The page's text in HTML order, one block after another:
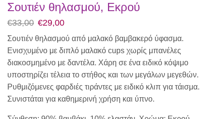
Σουτιέν θηλασμού, Εκρού
€33,00 €29,00
Σουτιέν θηλασμού από μαλακό βαμβακερό ύφασμα.
Ενισχυμένο με διπλό μαλακό cups χωρίς μπανέλες
διακοσμημένο με δαντέλα. Χάρη σε ένα ειδικό κόψιμο
υποστηρίζει τέλεια το στήθος και των μεγάλων μεγεθών.
Ρυθμιζόμενες φαρδιές τιράντες με ειδικό κλιπ για τάισμα.
Συνιστάται για καθημερινή χρήση και ύπνο.